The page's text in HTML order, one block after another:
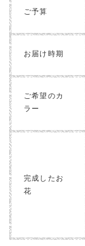
ご予算
お届け時期
ご希望のカ
ラー
完成したお
花